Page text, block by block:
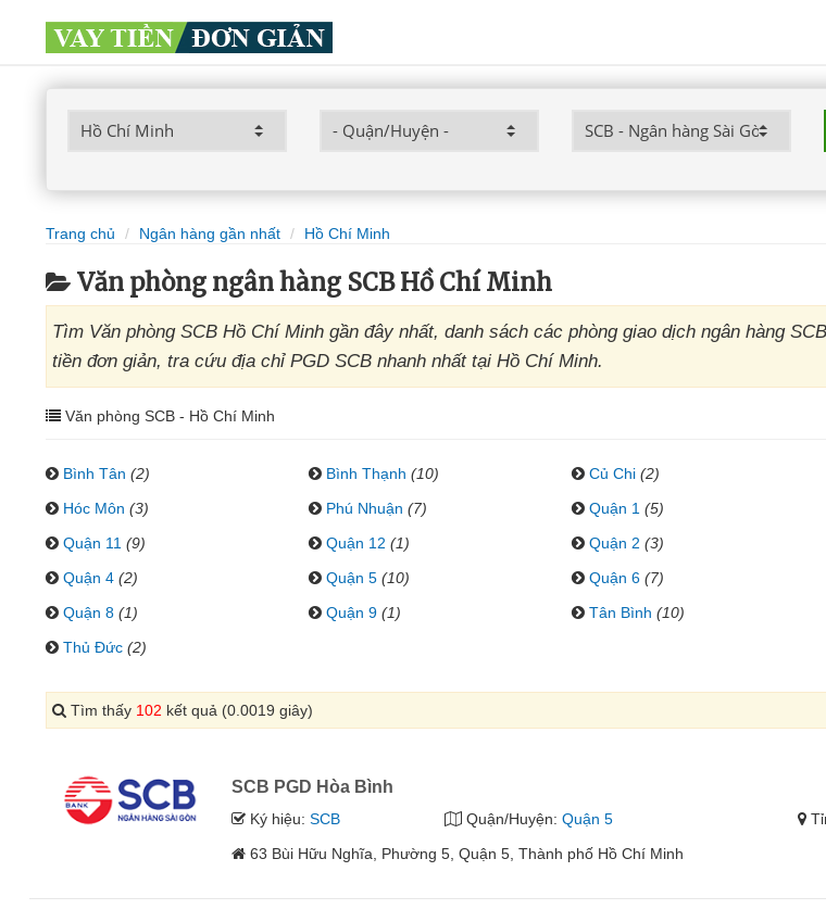
Trang chủ Ngân hàng gần nhất Hồ Chí Minh
Văn phòng ngân hàng SCB Hồ Chí Minh
Tìm Văn phòng SCB Hồ Chí Minh gần đây nhất, danh sách các phòng giao dịch ngân hàng
tiền đơn giản, tra cứu địa chỉ PGD SCB nhanh nhất tại Hồ Chí Minh.
Văn phòng SCB - Hồ Chí Minh
Bình Tân (2) Bình Thạnh (10) Củ Chi (2)
Hóc Môn (3) Phú Nhuận (7) Quận 1 (5)
Quận 11 (9) Quận 12 (1) Quận 2 (3)
Quận 4 (2) Quận 5 (10) Quận 6 (7)
Quận 8 (1) Quận 9 (1) Tân Bình (10)
Thủ Đức (2)
Tìm thấy 102 kết quả (0.0019 giây)
SCB PGD Hòa Bình
Ký hiệu:SCB Quận/Huyện: Quận 5
63 Bùi Hữu Nghĩa, Phường 5, Quận 5, Thành phố Hồ Chí Minh